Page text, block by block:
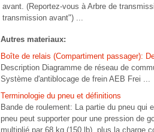
avant. (Reportez-vous à Arbre de
transmission avant") ...
Autres materiaux:
Boîte de relais (Compartiment passager):
Description Diagramme de réseau de
Système d'antiblocage de frein AEB Frei ...
Terminologie du pneu et définitions
Bande de roulement: La partie du pneu
pneu peut supporter pour une pression de
multiplié par 68 kg (150 lb), plus la charge